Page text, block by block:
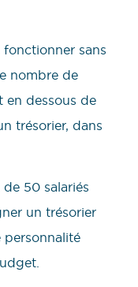
fonctionner sans
nombre de
en dessous de
trésorier, dans
de 50 salariés
un trésorier
personnalité